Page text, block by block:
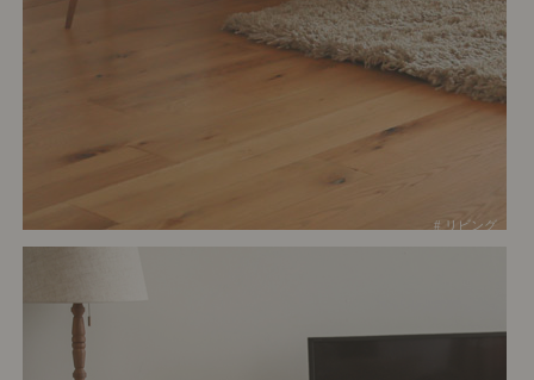
# リビング